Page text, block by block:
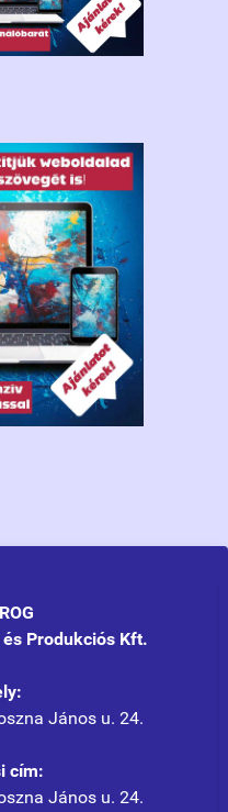
Produkciós Kft.
János u. 24.
cím:
János u. 24.